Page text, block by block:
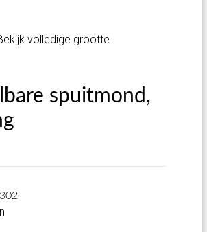
volledige grootte
spuitmond,